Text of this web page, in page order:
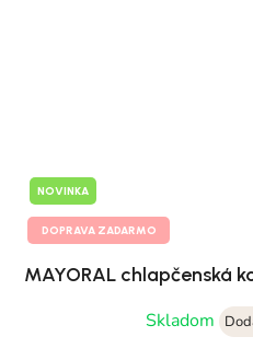
NOVINKA
DOPRAVA ZADARMO
MAYORAL chlapčenská
Skladom